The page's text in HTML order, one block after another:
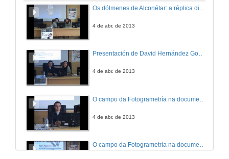
4 de abr. de 2013
Presentación de David Hernández González
4 de abr. de 2013
4 de abr. de 2013
O campo da Fotogrametría na documentación gráfica do patrimonio arqueolóxico.Turno de preguntas